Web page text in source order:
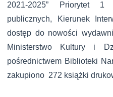
2021-2025” Priorytet
publicznych, Kierunek
dostęp do nowości
Ministerstwo Kultury i
pośrednictwem Biblioteki
zakupiono 272 książki